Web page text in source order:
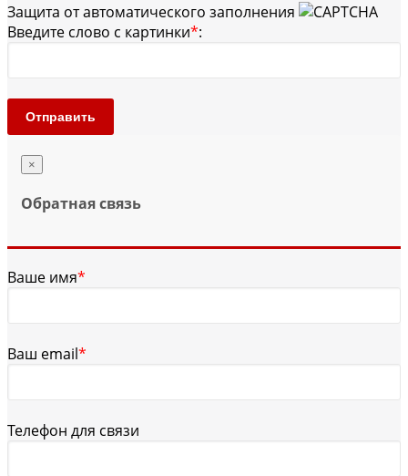
Защита от автоматического заполнения
Введите слово с картинки*:
Отправить
×
Обратная связь
Ваше имя*
Ваш email*
Телефон для связи